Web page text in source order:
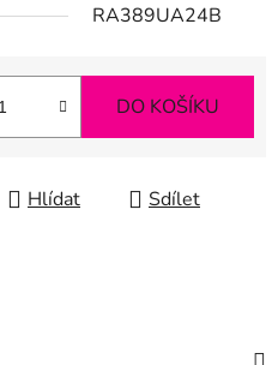
RA389UA24B
DO KOŠÍKU
Hlídat Sdílet